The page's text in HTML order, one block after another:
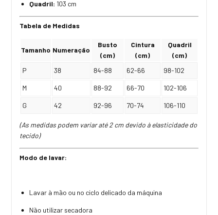
Quadril: 103 cm
Tabela de Medidas
Tamanho Numeração
Busto
(cm)
Cintura
(cm)
Quadril
(cm)
P
38 84-88 62-66 98-102
M 40 88-92 66-70 102-106
G 42 92-96 70-74 106-110
(As medidas podem variar até 2 cm devido à elasticidade do
tecido)
Modo de lavar:
Lavar à mão ou no ciclo delicado da máquina
Não utilizar secadora